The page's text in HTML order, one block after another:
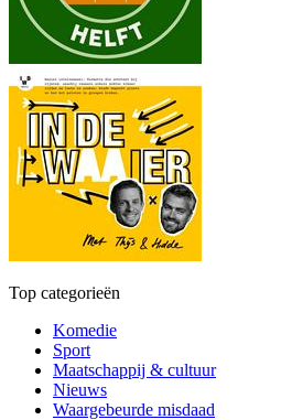
Top categorieën
Komedie
Sport
Maatschappij & cultuur
Nieuws
Waargebeurde misdaad